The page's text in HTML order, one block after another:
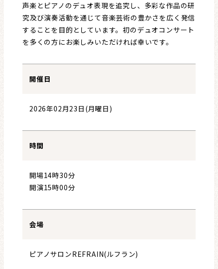
声楽とピアノのデュオ表現を追究し、多彩な作品の研
究及び演奏活動を通じて音楽芸術の豊かさを広く発信
することを目的としています。初のデュオコンサート
を多くの方にお楽しみいただければ幸いです。
開催日
2026年02月23日(月曜日)
時間
開場14時30分
開演15時00分
会場
ピアノサロンREFRAIN(ルフラン)